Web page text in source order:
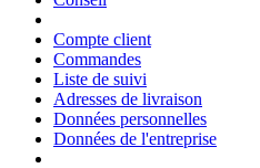
Compte client
Commandes
Liste de suivi
Adresses de livraison
Données personnelles
Données de l'entreprise